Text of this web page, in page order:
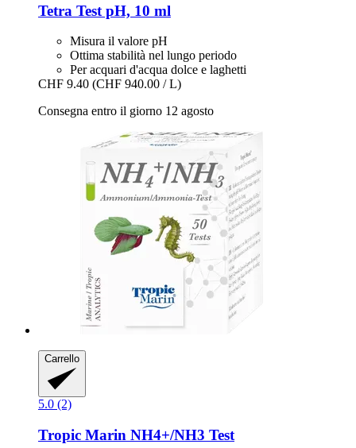
Tetra Test pH, 10 ml
Misura il valore pH
Ottima stabilità nel lungo periodo
Per acquari d'acqua dolce e laghetti
CHF 9.40 (CHF 940.00 / L)
Consegna entro il giorno 12 agosto
Carrello
5.0 (2)
Tropic Marin NH4+/NH3 Test